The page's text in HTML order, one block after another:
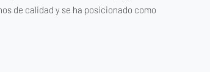
de calidad y se ha posicionado como